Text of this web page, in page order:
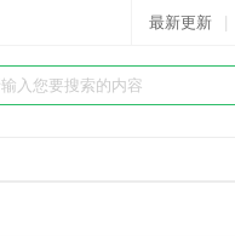
最新更新